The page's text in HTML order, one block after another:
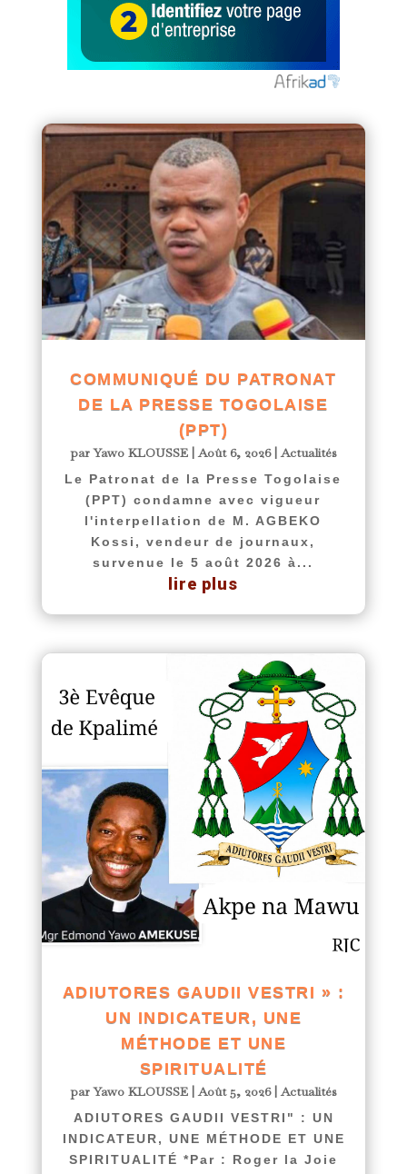
COMMUNIQUÉ DU PATRONAT
DE LA PRESSE TOGOLAISE
(PPT)
parYawo KLOUSSE|Août 6, 2026|Actualités
Le Patronat de la Presse Togolaise
(PPT) condamne avec vigueur
l'interpellation de M. AGBEKO
Kossi, vendeur de journaux,
survenue le 5 août 2026 à...
lire plus
ADIUTORES GAUDII VESTRI » :
UN INDICATEUR, UNE
MÉTHODE ET UNE
SPIRITUALITÉ
parYawo KLOUSSE|Août 5, 2026|Actualités
ADIUTORES GAUDII VESTRI" : UN
INDICATEUR, UNE MÉTHODE ET UNE
SPIRITUALITÉ *Par : Roger la Joie